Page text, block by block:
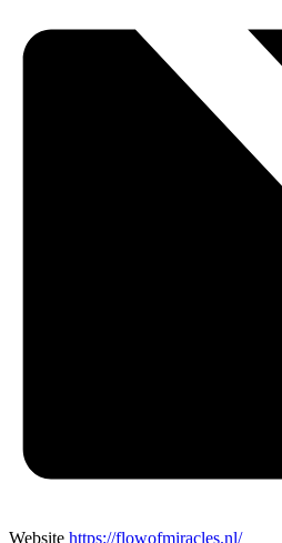
Website https://flowofmiracles.nl/